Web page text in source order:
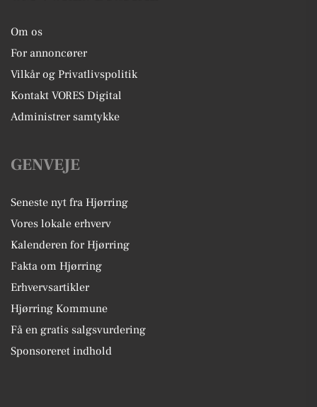
Om os
For annoncører
Vilkår og Privatlivspolitik
Kontakt VORES Digital
Administrer samtykke
GENVEJE
Seneste nyt fra Hjørring
Vores lokale erhverv
Kalenderen for Hjørring
Fakta om Hjørring
Erhvervsartikler
Hjørring Kommune
Få en gratis salgsvurdering
Sponsoreret indhold